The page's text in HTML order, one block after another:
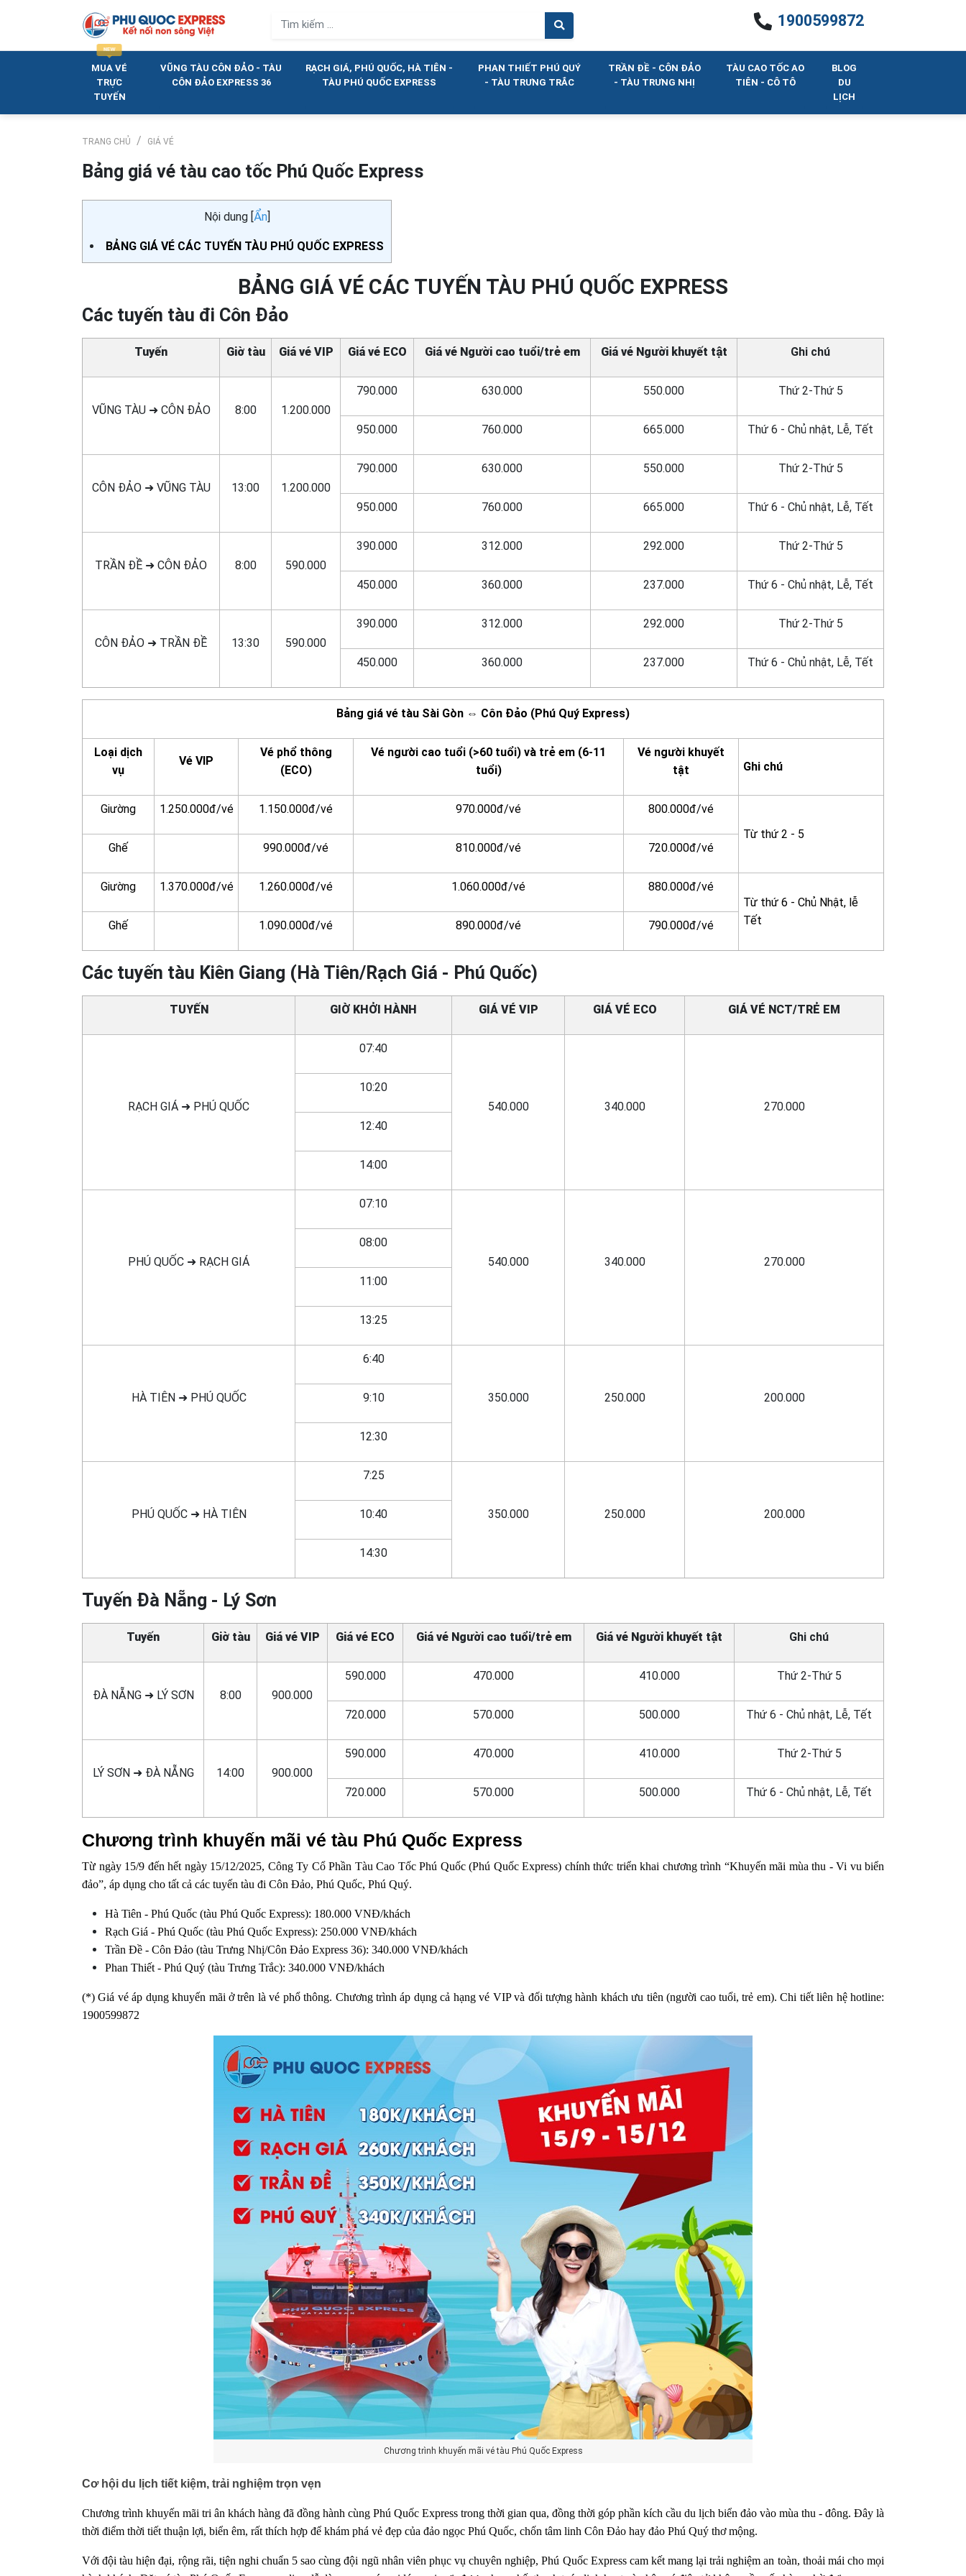
1900599872
MUA VÉ
TRỰC
TUYẾN
VŨNG TÀU CÔN ĐẢO - TÀU
CÔN ĐẢO EXPRESS 36
RẠCH GIÁ, PHÚ QUỐC, HÀ TIÊN -
TÀU PHÚ QUỐC EXPRESS
PHAN THIẾT PHÚ QUÝ
- TÀU TRƯNG TRẮC
TRẦN ĐỀ - CÔN ĐẢO
- TÀU TRƯNG NHỊ
TÀU CAO TỐC AO
TIÊN - CÔ TÔ
BLOG
DU
LỊCH
TRANG CHỦ GIÁ VÉ
Bảng giá vé tàu cao tốc Phú Quốc Express
Nội dung [Ẩn]
BẢNG GIÁ VÉ CÁC TUYẾN TÀU PHÚ QUỐC EXPRESS
BẢNG GIÁ VÉ CÁC TUYẾN TÀU PHÚ QUỐC EXPRESS
Các tuyến tàu đi Côn Đảo
Tuyến Giờ tàu Giá vé VIP Giá vé ECO Giá vé Người cao tuổi/trẻ em Giá vé Người khuyết tật Ghi chú
VŨNG TÀU ➜ CÔN ĐẢO 8:00 1.200.000
790.000 630.000 550.000 Thứ 2-Thứ 5
950.000 760.000 665.000 Thứ 6 - Chủ nhật, Lễ, Tết
CÔN ĐẢO ➜ VŨNG TÀU 13:00 1.200.000
790.000 630.000 550.000 Thứ 2-Thứ 5
950.000 760.000 665.000 Thứ 6 - Chủ nhật, Lễ, Tết
TRẦN ĐỀ ➜ CÔN ĐẢO 8:00 590.000
390.000 312.000 292.000 Thứ 2-Thứ 5
450.000 360.000 237.000 Thứ 6 - Chủ nhật, Lễ, Tết
CÔN ĐẢO ➜ TRẦN ĐỀ 13:30 590.000
390.000 312.000 292.000 Thứ 2-Thứ 5
450.000 360.000 237.000 Thứ 6 - Chủ nhật, Lễ, Tết
Bảng giá vé tàu Sài Gòn ⇔ Côn Đảo (Phú Quý Express)
Loại dịch
vụ
Vé VIP
Vé phổ thông
(ECO)
Vé người cao tuổi (>60 tuổi) và trẻ em (6-11
tuổi)
Vé người khuyết
tật
Ghi chú
Giường 1.250.000đ/vé 1.150.000đ/vé 970.000đ/vé
800.000đ/vé
Từ thứ 2 - 5
Ghế
990.000đ/vé 810.000đ/vé 720.000đ/vé
Giường 1.370.000đ/vé 1.260.000đ/vé 1.060.000đ/vé
880.000đ/vé
Từ thứ 6 - Chủ Nhật, lễ
Tết
Ghế 1.090.000đ/vé 890.000đ/vé 790.000đ/vé
Các tuyến tàu Kiên Giang (Hà Tiên/Rạch Giá - Phú Quốc)
TUYẾN GIỜ KHỞI HÀNH GIÁ VÉ VIP GIÁ VÉ ECO GIÁ VÉ NCT/TRẺ EM
RẠCH GIÁ ➜ PHÚ QUỐC
07:40
540.000 340.000 270.000
10:20
12:40
14:00
PHÚ QUỐC ➜ RẠCH GIÁ
07:10
540.000 340.000 270.000
08:00
11:00
13:25
HÀ TIÊN ➜ PHÚ QUỐC
6:40
350.000 250.000 200.000
9:10
12:30
PHÚ QUỐC ➜ HÀ TIÊN
7:25
350.000 250.000 200.000
10:40
14:30
Tuyến Đà Nẵng - Lý Sơn
Tuyến Giờ tàu Giá vé VIP Giá vé ECO Giá vé Người cao tuổi/trẻ em Giá vé Người khuyết tật Ghi chú
ĐÀ NẴNG ➜ LÝ SƠN 8:00 900.000
590.000 470.000 410.000 Thứ 2-Thứ 5
720.000 570.000 500.000 Thứ 6 - Chủ nhật, Lễ, Tết
LÝ SƠN ➜ ĐÀ NẴNG 14:00 900.000
590.000 470.000 410.000 Thứ 2-Thứ 5
720.000 570.000 500.000 Thứ 6 - Chủ nhật, Lễ, Tết
Chương trình khuyến mãi vé tàu Phú Quốc Express
Từ ngày 15/9 đến hết ngày 15/12/2025, Công Ty Cổ Phần Tàu Cao Tốc Phú Quốc (Phú Quốc Express) chính thức triển khai chương trình “Khuyến mãi mùa thu - Vi vu biển
đảo”, áp dụng cho tất cả các tuyến tàu đi Côn Đảo, Phú Quốc, Phú Quý.
Hà Tiên - Phú Quốc (tàu Phú Quốc Express): 180.000 VNĐ/khách
Rạch Giá - Phú Quốc (tàu Phú Quốc Express): 250.000 VNĐ/khách
Trần Đề - Côn Đảo (tàu Trưng Nhị/Côn Đảo Express 36): 340.000 VNĐ/khách
Phan Thiết - Phú Quý (tàu Trưng Trắc): 340.000 VNĐ/khách
(*) Giá vé áp dụng khuyến mãi ở trên là vé phổ thông. Chương trình áp dụng cả hạng vé VIP và đối tượng hành khách ưu tiên (người cao tuổi, trẻ em). Chi tiết liên hệ hotline:
1900599872
Chương trình khuyến mãi vé tàu Phú Quốc Express
Cơ hội du lịch tiết kiệm, trải nghiệm trọn vẹn
Chương trình khuyến mãi tri ân khách hàng đã đồng hành cùng Phú Quốc Express trong thời gian qua, đồng thời góp phần kích cầu du lịch biển đảo vào mùa thu - đông. Đây là
thời điểm thời tiết thuận lợi, biển êm, rất thích hợp để khám phá vẻ đẹp của đảo ngọc Phú Quốc, chốn tâm linh Côn Đảo hay đảo Phú Quý thơ mộng.
Với đội tàu hiện đại, rộng rãi, tiện nghi chuẩn 5 sao cùng đội ngũ nhân viên phục vụ chuyên nghiệp, Phú Quốc Express cam kết mang lại trải nghiệm an toàn, thoải mái cho mọi